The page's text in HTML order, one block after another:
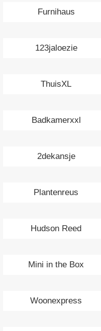
Furnihaus
123jaloezie
ThuisXL
Badkamerxxl
2dekansje
Plantenreus
Hudson Reed
Mini in the Box
Woonexpress